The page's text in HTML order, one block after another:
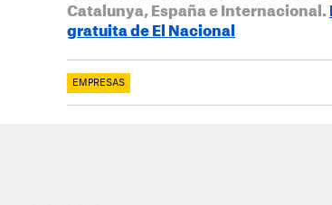
Catalunya, España e Internacional.
gratuita de El Nacional
EMPRESAS